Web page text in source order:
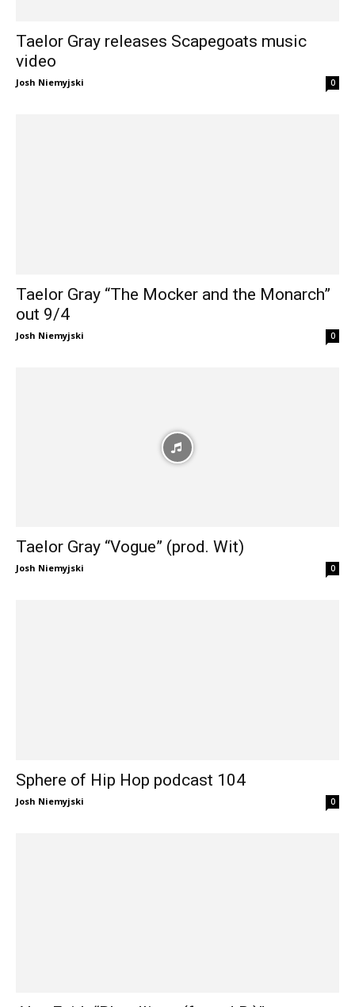
Taelor Gray releases Scapegoats music
video
Josh Niemyjski 0
Taelor Gray “The Mocker and the Monarch”
out 9/4
Josh Niemyjski 0
Taelor Gray “Vogue” (prod. Wit)
Josh Niemyjski 0
Sphere of Hip Hop podcast 104
Josh Niemyjski 0